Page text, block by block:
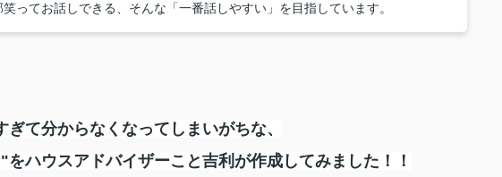
ってお話しできる、そんな「一番話しやすい」を目指しています。
て分からなくなってしまいがちな、
をハウスアドバイザーこと吉利が作成してみました！！